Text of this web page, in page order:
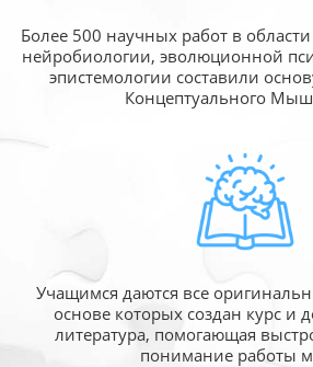
Более 500 научных работ в области
нейробиологии, эволюционной
эпистемологии составили
Концептуального
Учащимся даются все
основе которых создан курс и
литература, помогающая
понимание работы